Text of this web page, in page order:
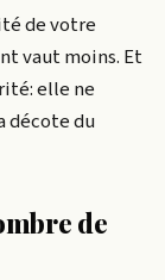
de votre
vaut moins. Et
elle ne
décote du
de